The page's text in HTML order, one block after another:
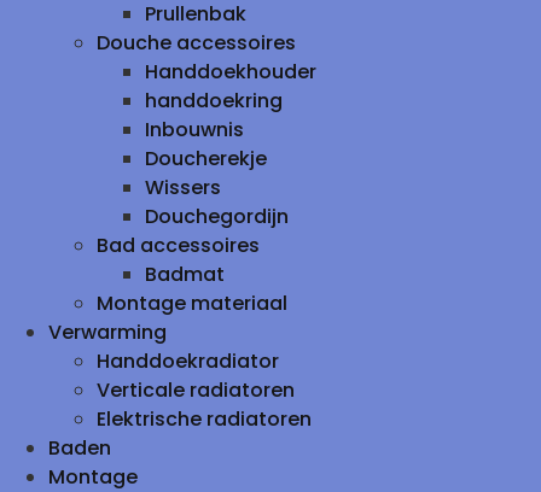
Prullenbak
Douche accessoires
Handdoekhouder
handdoekring
Inbouwnis
Doucherekje
Wissers
Douchegordijn
Bad accessoires
Badmat
Montage materiaal
Verwarming
Handdoekradiator
Verticale radiatoren
Elektrische radiatoren
Baden
Montage